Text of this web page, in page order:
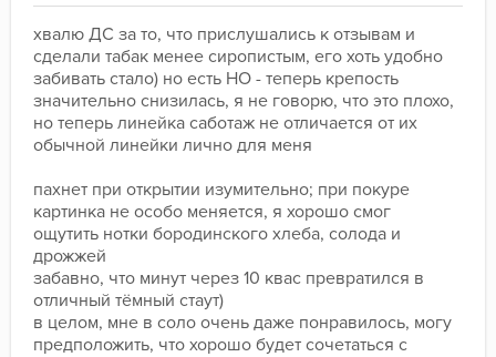
хвалю ДС за то, что прислушались к отзывам и
сделали табак менее сиропистым, его хоть удобно
забивать стало) но есть НО - теперь крепость
значительно снизилась, я не говорю, что это плохо,
но теперь линейка саботаж не отличается от их
обычной линейки лично для меня
пахнет при открытии изумительно; при покуре
картинка не особо меняется, я хорошо смог
ощутить нотки бородинского хлеба, солода и
дрожжей
забавно, что минут через 10 квас превратился в
отличный тёмный стаут)
в целом, мне в соло очень даже понравилось, могу
предположить, что хорошо будет сочетаться с